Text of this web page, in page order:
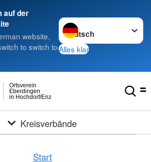
auf der
website,
to switch to
Sprache wechseln zu
Alles klar
in Hochdorf/Enz
Eberdingen
Ortsverein
Kreisverbände
Start